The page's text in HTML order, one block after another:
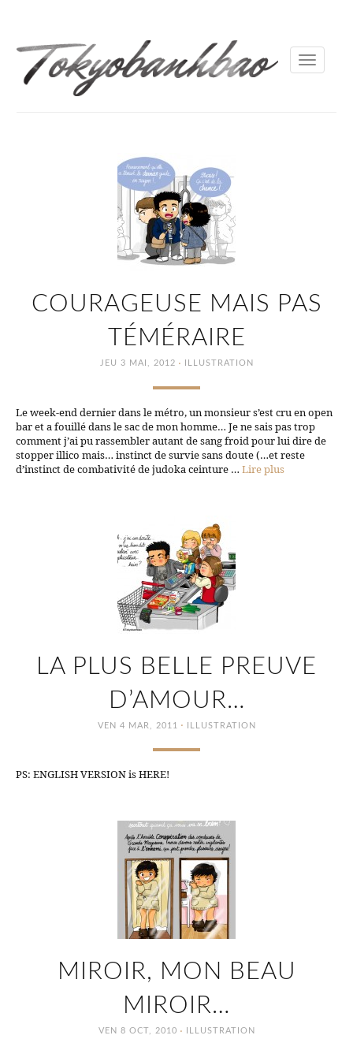
Toggle
COURAGEUSE MAIS PAS
TÉMÉRAIRE
JEU 3 MAI, 2012 · ILLUSTRATION
Le week-end dernier dans le métro, un monsieur s’est cru en open
bar et a fouillé dans le sac de mon homme… Je ne sais pas trop
comment j’ai pu rassembler autant de sang froid pour lui dire de
stopper illico mais… instinct de survie sans doute (…et reste
d’instinct de combativité de judoka ceinture … Lire plus
LA PLUS BELLE PREUVE
D’AMOUR…
VEN 4 MAR, 2011 · ILLUSTRATION
PS: ENGLISH VERSION is HERE!
MIROIR, MON BEAU
MIROIR…
VEN 8 OCT, 2010 · ILLUSTRATION